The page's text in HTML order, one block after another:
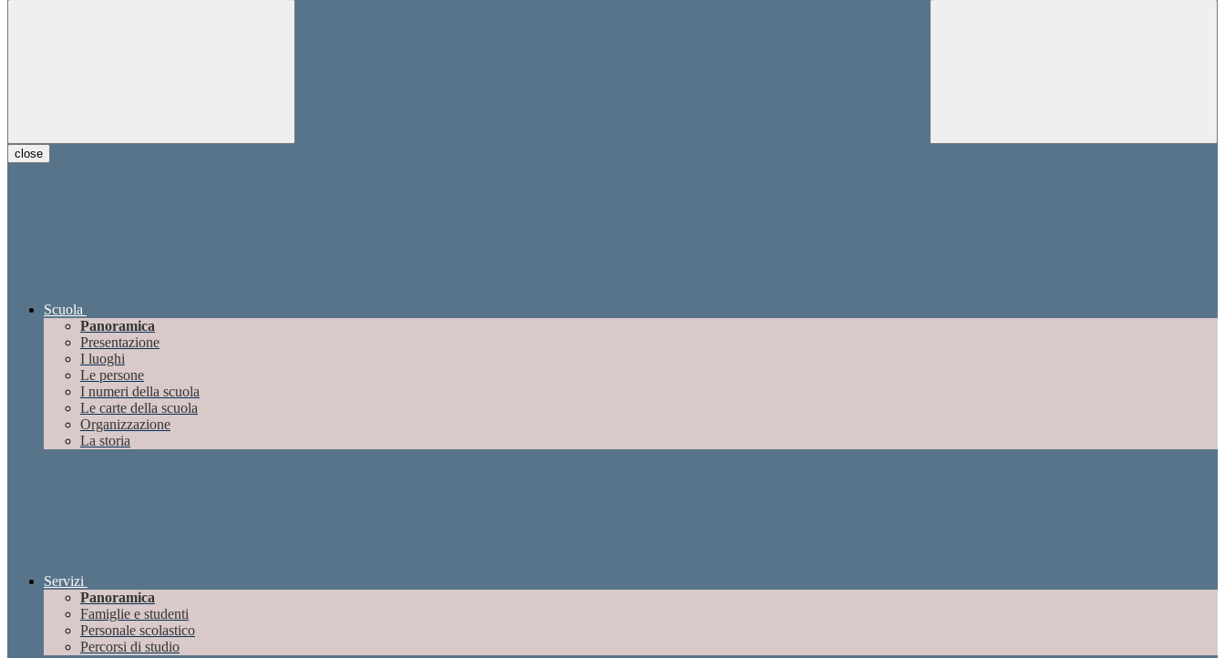
close
Scuola
Panoramica
Presentazione
I luoghi
Le persone
I numeri della scuola
Le carte della scuola
Organizzazione
La storia
Servizi
Panoramica
Famiglie e studenti
Personale scolastico
Percorsi di studio